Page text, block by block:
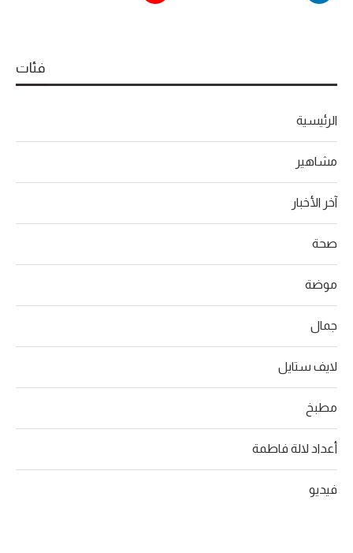
فئات
الرئيسية
مشاهير
آخر الأخبار
صحة
موضة
جمال
لايف ستايل
مطبخ
أعداد لالة فاطمة
فيديو